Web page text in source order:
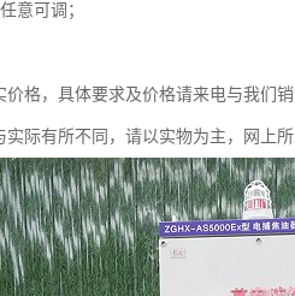
意可调；
格，具体要求及价格请来电与我们销
际有所不同，请以实物为主，网上所